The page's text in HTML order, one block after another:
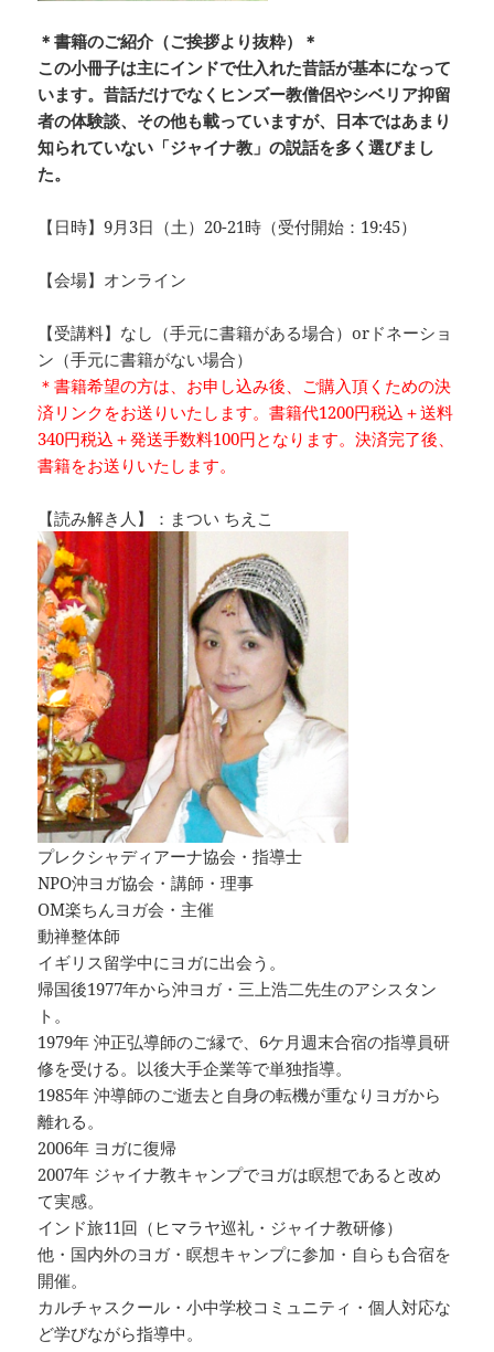
＊書籍のご紹介（ご挨拶より抜粋）＊
この小冊子は主にインドで仕入れた昔話が基本になって
います。昔話だけでなくヒンズー教僧侶やシベリア抑留
者の体験談、その他も載っていますが、日本ではあまり
知られていない「ジャイナ教」の説話を多く選びまし
た。
【日時】9月3日（土）20-21時（受付開始：19:45）
【会場】オンライン
【受講料】なし（手元に書籍がある場合）orドネーショ
ン（手元に書籍がない場合）
＊書籍希望の方は、お申し込み後、ご購入頂くための決
済リンクをお送りいたします。書籍代1200円税込＋送料
340円税込＋発送手数料100円となります。決済完了後、
書籍をお送りいたします。
【読み解き人】：まつい ちえこ
プレクシャディアーナ協会・指導士
NPO沖ヨガ協会・講師・理事
OM楽ちんヨガ会・主催
動禅整体師
イギリス留学中にヨガに出会う。
帰国後1977年から沖ヨガ・三上浩二先生のアシスタン
ト。
1979年 沖正弘導師のご縁で、6ケ月週末合宿の指導員研
修を受ける。以後大手企業等で単独指導。
1985年 沖導師のご逝去と自身の転機が重なりヨガから
離れる。
2006年 ヨガに復帰
2007年 ジャイナ教キャンプでヨガは瞑想であると改め
て実感。
インド旅11回（ヒマラヤ巡礼・ジャイナ教研修）
他・国内外のヨガ・瞑想キャンプに参加・自らも合宿を
開催。
カルチャスクール・小中学校コミュニティ・個人対応な
ど学びながら指導中。